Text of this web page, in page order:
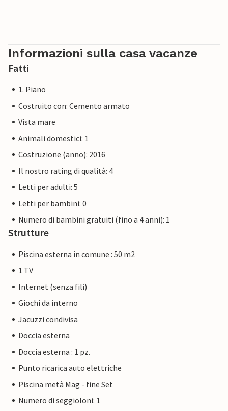
Informazioni sulla casa vacanze
Fatti
1. Piano
Costruito con: Cemento armato
Vista mare
Animali domestici: 1
Costruzione (anno): 2016
Il nostro rating di qualità: 4
Letti per adulti: 5
Letti per bambini: 0
Numero di bambini gratuiti (fino a 4 anni): 1
Strutture
Piscina esterna in comune : 50 m2
1 TV
Internet (senza fili)
Giochi da interno
Jacuzzi condivisa
Doccia esterna
Doccia esterna : 1 pz.
Punto ricarica auto elettriche
Piscina metà Mag - fine Set
Numero di seggioloni: 1